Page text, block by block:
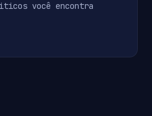
você encontra